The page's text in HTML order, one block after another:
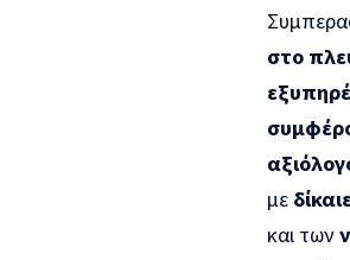
στο
με
και των